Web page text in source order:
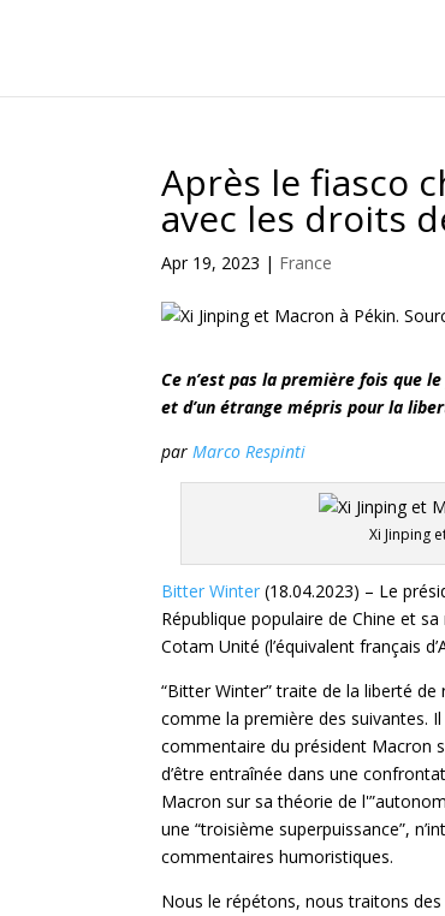
Après le fiasco
avec les droits
Apr 19, 2023 | France
Ce n’est pas la première fois que
et d’un étrange mépris pour la
parMarco Respinti
Xi Jinping
Bitter Winter (18.04.2023) – Le
République populaire de Chine et
Cotam Unité (l’équivalent français
“Bitter Winter” traite de la liberté
comme la première des suivantes.
commentaire du président Macron
d’être entraînée dans une
Macron sur sa théorie de
une “troisième superpuissance”,
commentaires humoristiques.
Nous le répétons, nous traitons